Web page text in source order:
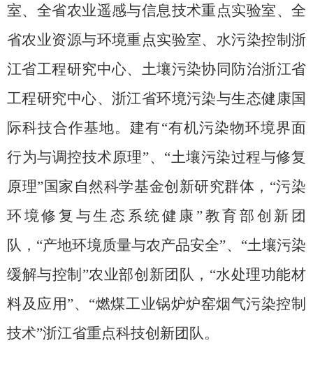
室、全省农业遥感与信息技术重点实验室、全
省农业资源与环境重点实验室、水污染控制浙
江省工程研究中心、土壤污染协同防治浙江省
工程研究中心、浙江省环境污染与生态健康国
际科技合作基地。建有“有机污染物环境界面
行为与调控技术原理”、“土壤污染过程与修复
原理”国家自然科学基金创新研究群体，“污染
环境修复与生态系统健康”教育部创新团
队，“产地环境质量与农产品安全”、“土壤污染
缓解与控制”农业部创新团队，“水处理功能材
料及应用”、“燃煤工业锅炉炉窑烟气污染控制
技术”浙江省重点科技创新团队。